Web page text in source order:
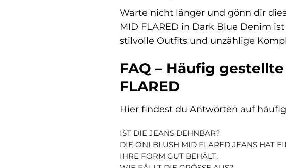
Warte nicht länger und gönn dir
MID FLARED in Dark Blue Denim
stilvolle Outfits und unzählige
FAQ – Häufig
FLARED
Hier findest du Antworten auf
IST DIE JEANS DEHNBAR?
DIE ONLBLUSH MID FLARED JEANS HAT
IHRE FORM GUT BEHÄLT.